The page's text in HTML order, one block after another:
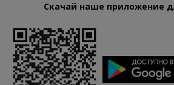
Скачай наше приложение